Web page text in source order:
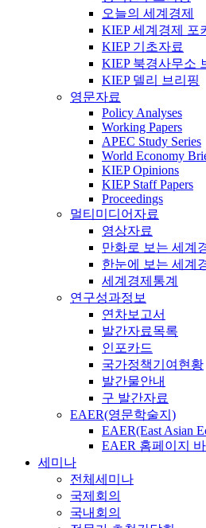
오늘의 세계경제
KIEP 세계경제 포
KIEP 기초자료
KIEP 북경사무소
KIEP 델리 브리핑
영문자료
Policy Analyses
Working Papers
APEC Study Series
World Economy
KIEP Opinions
KIEP Staff Papers
Proceedings
멀티미디어자료
영상자료
만화로 보는 세계
한눈에 보는 세계
세계경제통계
연구성과정보
연차보고서
발간자료목록
인포카드
국가정책기여현황
발간물안내
구 발간자료
EAER(영문학술지)
EAER(East Asian
EAER 홈페이지 바
세미나
전체세미나
국제회의
국내회의